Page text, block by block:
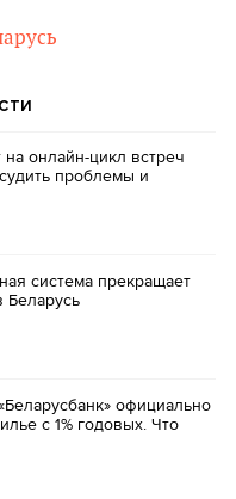
на онлайн-цикл встреч
проблемы и
система прекращает
Беларусь
официально
с 1% годовых. Что